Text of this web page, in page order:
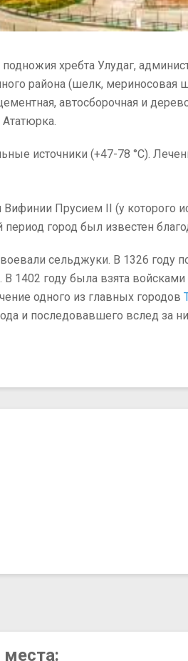
хребта Улудаг,
района (шелк,
автосборочная и
источники (+47-78 °C).
Прусием II (у которого
город был известен
сельджуки. В 1326
В 1402 году была взята
одного из главных городов
и последовавшего вслед за
места: